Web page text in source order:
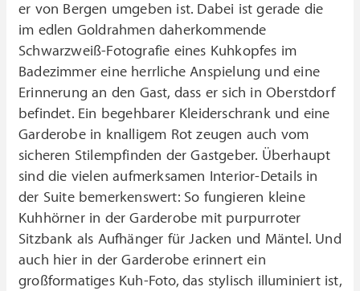
er von Bergen umgeben ist. Dabei ist gerade die
im edlen Goldrahmen daherkommende
Schwarzweiß-Fotografie eines Kuhkopfes im
Badezimmer eine herrliche Anspielung und eine
Erinnerung an den Gast, dass er sich in Oberstdorf
befindet. Ein begehbarer Kleiderschrank und eine
Garderobe in knalligem Rot zeugen auch vom
sicheren Stilempfinden der Gastgeber. Überhaupt
sind die vielen aufmerksamen Interior-Details in
der Suite bemerkenswert: So fungieren kleine
Kuhhörner in der Garderobe mit purpurroter
Sitzbank als Aufhänger für Jacken und Mäntel. Und
auch hier in der Garderobe erinnert ein
großformatiges Kuh-Foto, das stylisch illuminiert ist,